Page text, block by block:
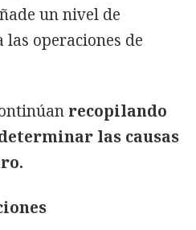
un nivel de
operaciones de
recopilando
las causas